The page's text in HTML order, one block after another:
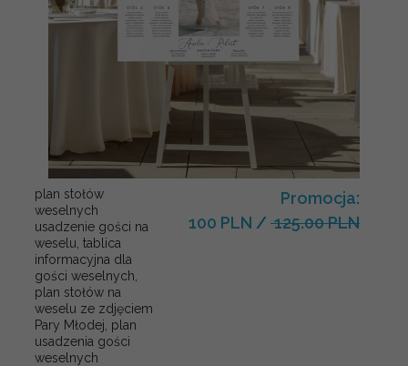
plan stołów
weselnych
usadzenie gości na
weselu, tablica
informacyjna dla
gości weselnych,
plan stołów na
weselu ze zdjęciem
Pary Młodej, plan
usadzenia gości
weselnych
Promocja:
100 PLN / 125.00 PLN